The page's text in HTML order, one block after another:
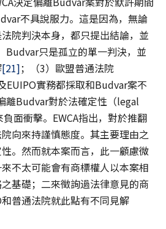
不具說服力。這是因為，無論
院判決本身，都只提出結論，並
Budvar只是孤立的單一判決，並
[21]；（3）歐盟普通法院
EUIPO實務都採取和Budvar案不
離Budvar對於法確定性（legal
面衝擊。EWCA指出，對於推翻
向來持謹慎態度。其主要理由之
。然而就本案而言，此一顧慮微
不太可能會有商標權人以本案相
基礎；二來徵詢過法律意見的商
普通法院就此點有不同見解